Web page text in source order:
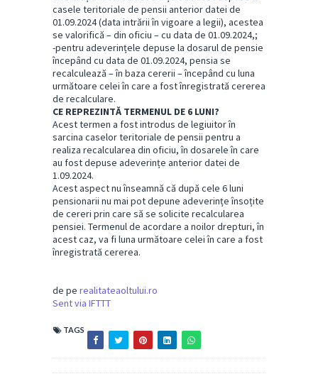
casele teritoriale de pensii anterior datei de
01.09.2024 (data intrării în vigoare a legii), acestea
se valorifică – din oficiu – cu data de 01.09.2024,;
-pentru adeverințele depuse la dosarul de pensie
începând cu data de 01.09.2024, pensia se
recalculează – în baza cererii – începând cu luna
următoare celei în care a fost înregistrată cererea
de recalculare.
CE REPREZINTĂ TERMENUL DE 6 LUNI?
Acest termen a fost introdus de legiuitor în
sarcina caselor teritoriale de pensii pentru a
realiza recalcularea din oficiu, în dosarele în care
au fost depuse adeverințe anterior datei de
1.09.2024.
Acest aspect nu înseamnă că după cele 6 luni
pensionarii nu mai pot depune adeverințe însoțite
de cereri prin care să se solicite recalcularea
pensiei. Termenul de acordare a noilor drepturi, în
acest caz, va fi luna următoare celei în care a fost
înregistrată cererea.
de pe realitateaoltului.ro
Sent via IFTTT
TAGS